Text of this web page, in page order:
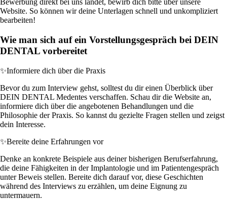
Bewerbung direkt bei uns landet, bewirb dich bitte über unsere
Website. So können wir deine Unterlagen schnell und unkompliziert
bearbeiten!
Wie man sich auf ein Vorstellungsgespräch bei DEIN
DENTAL vorbereitet
✨Informiere dich über die Praxis
Bevor du zum Interview gehst, solltest du dir einen Überblick über
DEIN DENTAL Medentes verschaffen. Schau dir die Website an,
informiere dich über die angebotenen Behandlungen und die
Philosophie der Praxis. So kannst du gezielte Fragen stellen und zeigst
dein Interesse.
✨Bereite deine Erfahrungen vor
Denke an konkrete Beispiele aus deiner bisherigen Berufserfahrung,
die deine Fähigkeiten in der Implantologie und im Patientengespräch
unter Beweis stellen. Bereite dich darauf vor, diese Geschichten
während des Interviews zu erzählen, um deine Eignung zu
untermauern.